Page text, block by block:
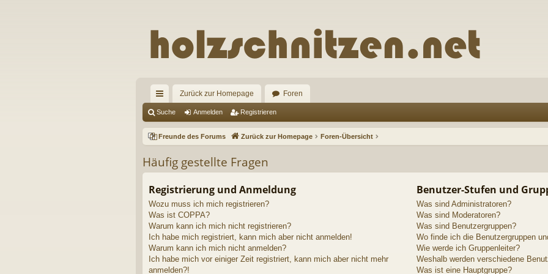
ch
ne
ug
Zurück zur Homepage Foren
Suche Anmelden Registrieren
Freunde des Forums Zurück zur Homepage Foren-Übersicht
Häufig gestellte Fragen
Registrierung und Anmeldung
Wozu muss ich mich registrieren?
Was ist COPPA?
Warum kann ich mich nicht registrieren?
Ich habe mich registriert, kann mich aber nicht anmelden!
Warum kann ich mich nicht anmelden?
Ich habe mich vor einiger Zeit registriert, kann mich aber nicht mehr
anmelden?!
Benutzer-Stufen und
Was sind Administratoren?
Was sind Moderatoren?
Was sind Benutzergruppen?
Wo finde ich die Benutzergruppen
Wie werde ich Gruppenleiter?
Weshalb werden verschiedene
Was ist eine Hauptgruppe?